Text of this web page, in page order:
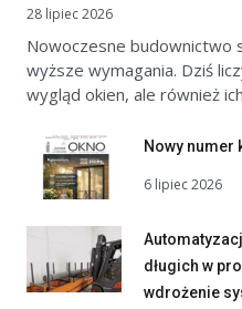
28 lipiec 2026
Nowoczesne budownictwo
wyższe wymagania. Dziś
wygląd okien, ale również
Nowy numer
6 lipiec 2026
długich w
wdrożenie